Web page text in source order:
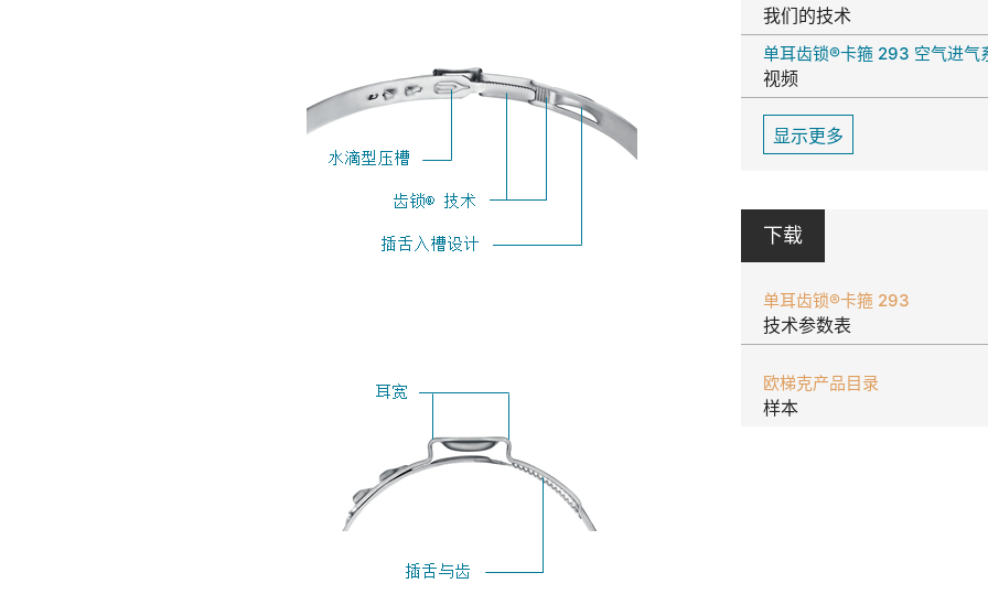
我们的技术
单耳齿锁®卡箍 293 空气进气
视频
显示更多
下载
单耳齿锁®卡箍 293
技术参数表
欧梯克产品目录
样本